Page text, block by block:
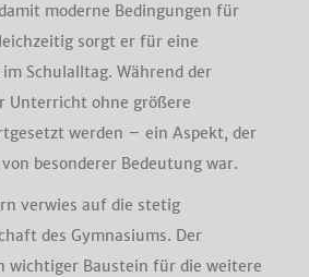
moderne Bedingungen für
sorgt er für eine
Schulalltag. Während der
Unterricht ohne größere
werden – ein Aspekt, der
besonderer Bedeutung war.
verwies auf die stetig
des Gymnasiums. Der
wichtiger Baustein für die weitere